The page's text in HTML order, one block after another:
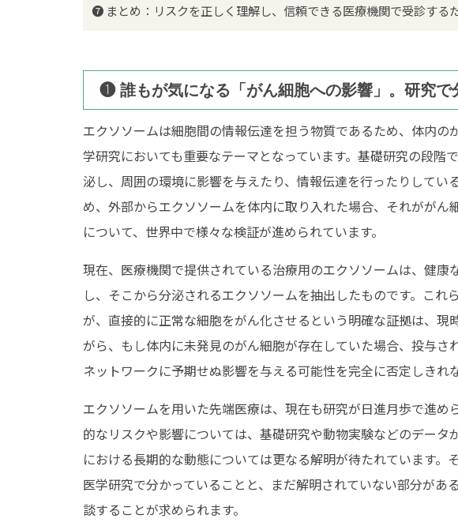
エクソソームとは
成人治療
脳卒中
糖尿病
小児治療
脳性麻痺
❼ まとめ：リスクを正しく理解し、信頼できる医療機関で受診する
❶ 誰もが気になる「がん細胞への影響」。研究で
エクソソームは細胞間の情報伝達を担う物質であるため、体内の
学研究においても重要なテーマとなっています。基礎研究の段階
泌し、周囲の環境に影響を与えたり、情報伝達を行ったりしてい
め、外部からエクソソームを体内に取り入れた場合、それがが
について、世界中で様々な検証が進められています。
現在、医療機関で提供されている治療用のエクソソームは、健康
し、そこから分泌されるエクソソームを抽出したものです。これ
が、直接的に正常な細胞をがん化させるという明確な証拠は、現
がら、もし体内に未発見のがん細胞が存在していた場合、投与さ
ネットワークに予期せぬ影響を与える可能性を完全に否定しきれ
エクソソームを用いた先端医療は、現在も研究が日進月歩で進め
的なリスクや影響については、基礎研究や動物実験などのデータ
における長期的な動態については更なる解明が待たれています。
医学研究で分かっていることと、まだ解明されていない部分があ
談することが求められます。